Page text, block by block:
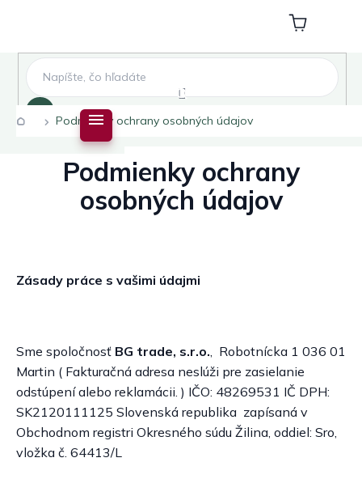
Nákupný
košík
Domov
Podmienky ochrany osobných údajov
Podmienky ochrany
osobných údajov
Zásady práce s vašimi údajmi
Sme spoločnosť BG trade, s.r.o., Robotnícka 1 036 01
Martin ( Fakturačná adresa neslúži pre zasielanie
odstúpení alebo reklamácii. ) IČO: 48269531 IČ DPH:
SK2120111125 Slovenská republika zapísaná v
Obchodnom registri Okresného súdu Žilina, oddiel: Sro,
vložka č. 64413/L